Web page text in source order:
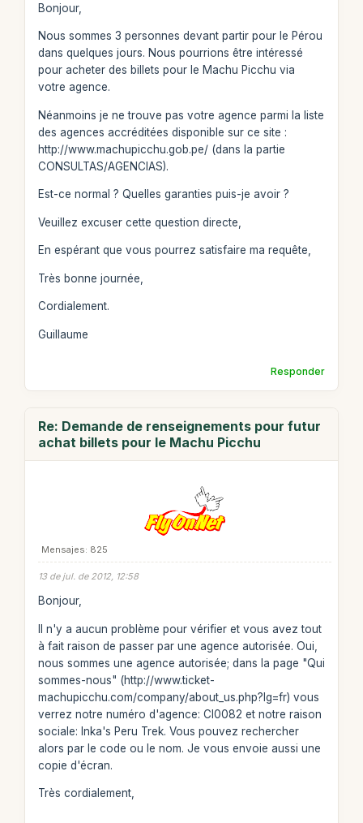
Bonjour,
Nous sommes 3 personnes devant partir pour le Pérou
dans quelques jours. Nous pourrions être intéressé
pour acheter des billets pour le Machu Picchu via
votre agence.
Néanmoins je ne trouve pas votre agence parmi la liste
des agences accréditées disponible sur ce site :
http://www.machupicchu.gob.pe/ (dans la partie
CONSULTAS/AGENCIAS).
Est-ce normal ? Quelles garanties puis-je avoir ?
Veuillez excuser cette question directe,
En espérant que vous pourrez satisfaire ma requête,
Très bonne journée,
Cordialement.
Guillaume
Responder
Re: Demande de renseignements pour futur
achat billets pour le Machu Picchu
Mensajes: 825
13 de jul. de 2012, 12:58
Bonjour,
Il n'y a aucun problème pour vérifier et vous avez tout
à fait raison de passer par une agence autorisée. Oui,
nous sommes une agence autorisée; dans la page "Qui
sommes-nous" (http://www.ticket-
machupicchu.com/company/about_us.php?lg=fr) vous
verrez notre numéro d'agence: CI0082 et notre raison
sociale: Inka's Peru Trek. Vous pouvez rechercher
alors par le code ou le nom. Je vous envoie aussi une
copie d'écran.
Très cordialement,